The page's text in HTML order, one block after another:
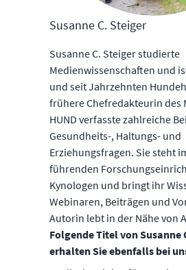
Susanne C. Steiger
Susanne C. Steiger studierte
Medienwissenschaften und
und seit Jahrzehnten
frühere Chefredakteurin des
HUND verfasste zahlreiche
Gesundheits-, Haltungs- und
Erziehungsfragen. Sie steht
führenden
Kynologen und bringt ihr
Webinaren, Beiträgen und
Autorin lebt in der Nähe von
Folgende Titel von Susanne
erhalten Sie ebenfalls bei